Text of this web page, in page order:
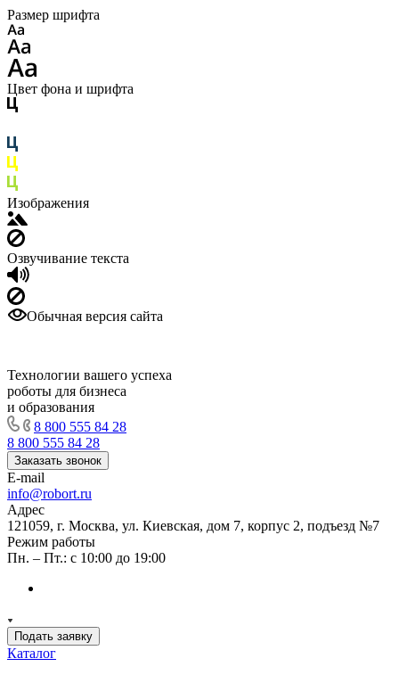
Размер шрифта
Цвет фона и шрифта
Изображения
Озвучивание текста
Обычная версия сайта
Технологии вашего успеха
роботы для бизнеса
и образования
8 800 555 84 28
8 800 555 84 28
Заказать звонок
E-mail
info@robort.ru
Адрес
121059, г. Москва, ул. Киевская, дом 7, корпус 2, подъезд №7
Режим работы
Пн. – Пт.: с 10:00 до 19:00
Подать заявку
Каталог